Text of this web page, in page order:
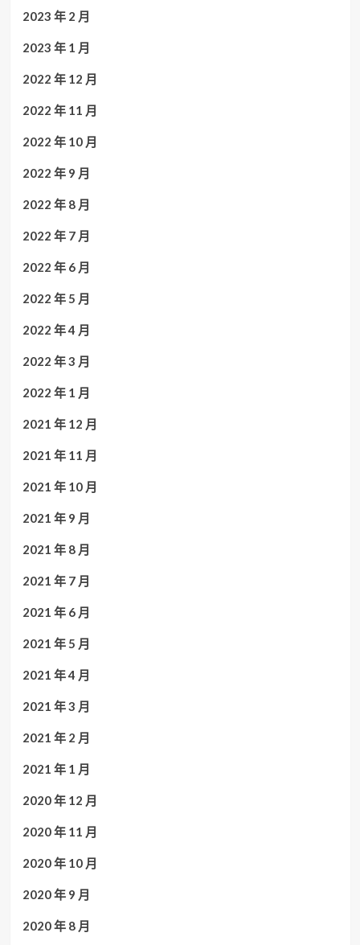
2023 年 2 月
2023 年 1 月
2022 年 12 月
2022 年 11 月
2022 年 10 月
2022 年 9 月
2022 年 8 月
2022 年 7 月
2022 年 6 月
2022 年 5 月
2022 年 4 月
2022 年 3 月
2022 年 1 月
2021 年 12 月
2021 年 11 月
2021 年 10 月
2021 年 9 月
2021 年 8 月
2021 年 7 月
2021 年 6 月
2021 年 5 月
2021 年 4 月
2021 年 3 月
2021 年 2 月
2021 年 1 月
2020 年 12 月
2020 年 11 月
2020 年 10 月
2020 年 9 月
2020 年 8 月